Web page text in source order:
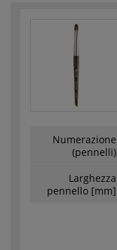
Numerazione
(pennelli)
Larghezza
pennello [mm]